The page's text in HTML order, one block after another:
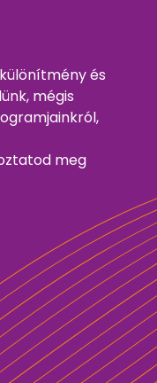
és
mégis
meg